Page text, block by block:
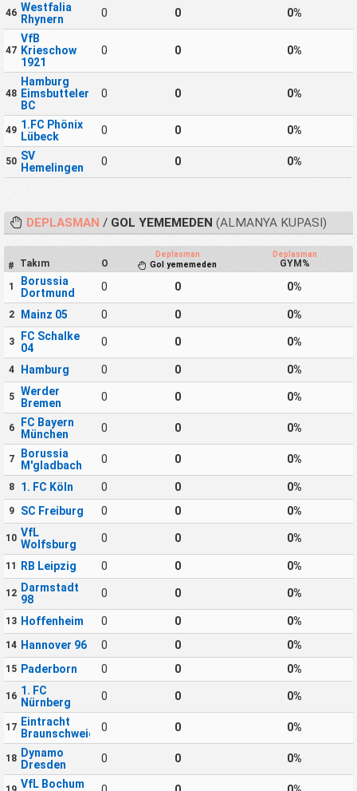
46 Westfalia
Rhynern
0 0 0%
47
VfB
Krieschow
1921
0 0 0%
48
Hamburg
Eimsbutteler
BC
0 0 0%
49 1.FC Phönix
Lübeck
0 0 0%
50 SV
Hemelingen
0 0 0%
DEPLASMAN /GOL YEMEMEDEN (ALMANYA KUPASI)
# Takım O
Deplasman
Gol yememeden
Deplasman
GYM%
1
Borussia
Dortmund
0 0 0%
2 Mainz 05 0 0 0%
3
FC Schalke
04
0 0 0%
4 Hamburg 0 0 0%
5
Werder
Bremen
0 0 0%
6
FC Bayern
München
0 0 0%
7
Borussia
M'gladbach
0 0 0%
8 1. FC Köln 0 0 0%
9 SC Freiburg 0 0 0%
10 VfL
Wolfsburg
0 0 0%
11 RB Leipzig 0 0 0%
12 Darmstadt
98
0 0 0%
13 Hoffenheim 0 0 0%
14 Hannover 96 0 0 0%
15 Paderborn 0 0 0%
16 1. FC
Nürnberg
0 0 0%
17 Eintracht
Braunschweig
0 0 0%
18 Dynamo
Dresden
0 0 0%
VfL Bochum